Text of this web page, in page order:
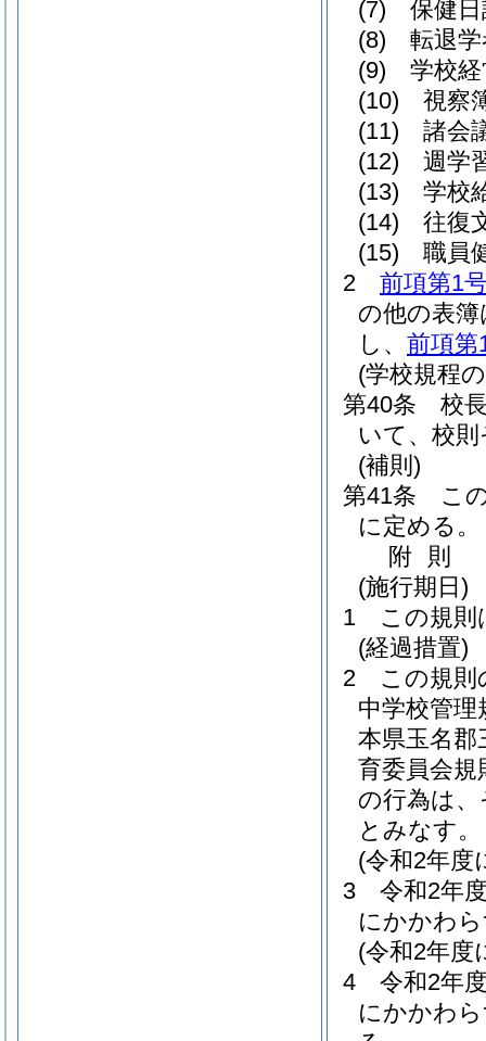
(7)
保健
(8)
転退
(9)
学校
(10)
視察
(11)
諸会
(12)
週学
(13)
学校
(14)
往復
(15)
職員
2
前項第1
の他の表
し、 前項第
(学校規程
第40条
校
いて、校
(補則)
第41条
こ
に定める。
附 則
(施行期日)
1
この規則
(経過措置)
2
この規則
中学校管理
本県玉名郡
育委員会規
の行為は
とみなす。
(令和2年度
3
令和2年
にかかわ
(令和2年度
4
令和2年
にかかわ